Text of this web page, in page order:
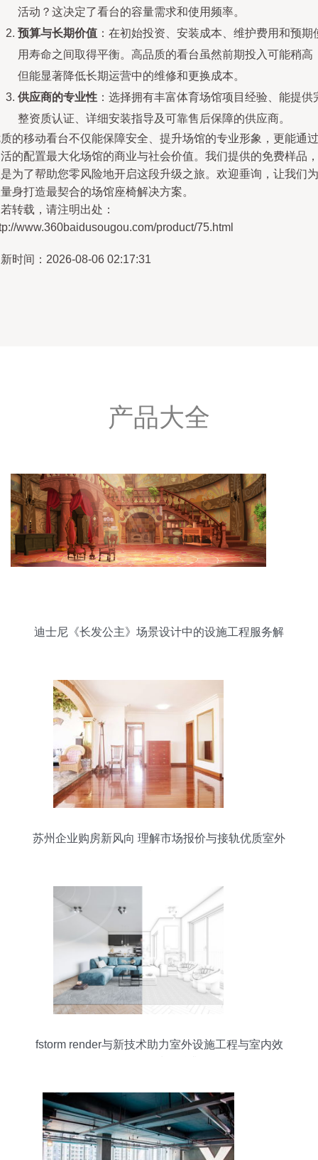
活动？这决定了看台的容量需求和使用频率。
预算与长期价值 ：在初始投资、安装成本、维护费用和预期
用寿命之间取得平衡。高品质的看台虽然前期投入可能稍高
但能显著降低长期运营中的维修和更换成本。
供应商的专业性 ：选择拥有丰富体育场馆项目经验、能提供
整资质认证、详细安装指导及可靠售后保障的供应商。
的移动看台不仅能保障安全、提升场馆的专业形象，更能通过
的配置最大化场馆的商业与社会价值。我们提供的免费样品，
为了帮助您零风险地开启这段升级之旅。欢迎垂询，让我们为
身打造最契合的场馆座椅解决方案。
转载，请注明出处：
www.360baidusougou.com/product/75.html
时间：2026-08-06 02:17:31
产品大全
迪士尼《长发公主》场景设计中的设施工程服务解
苏州企业购房新风向 理解市场报价与接轨优质室外
fstorm render与新技术助力室外设施工程与室内效